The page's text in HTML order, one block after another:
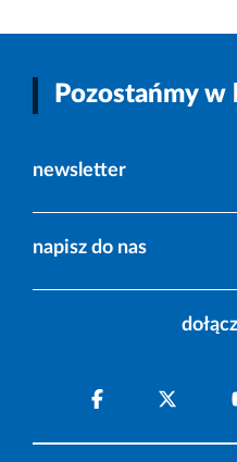
Pozostańmy w
newsletter
napisz do nas